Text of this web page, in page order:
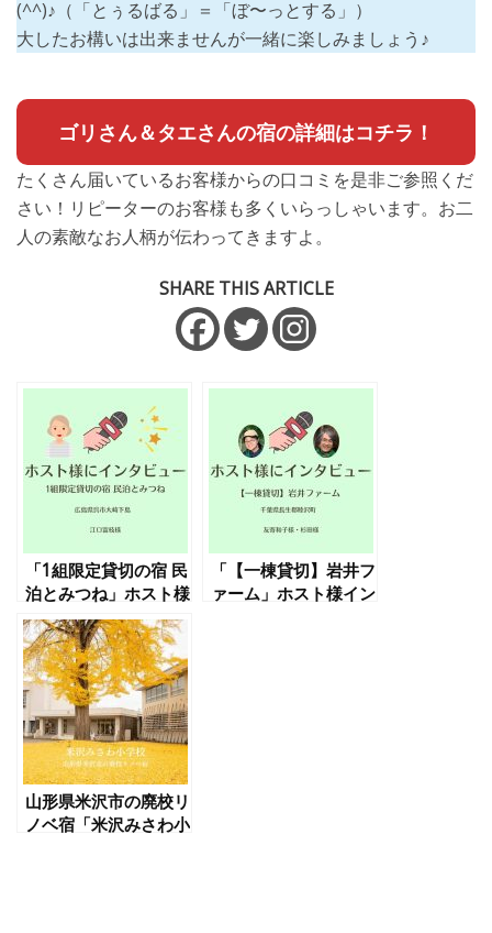
(^^)♪（「とぅるばる」＝「ぼ〜っとする」）
大したお構いは出来ませんが一緒に楽しみましょう♪
ゴリさん＆タエさんの宿の詳細はコチラ！
たくさん届いているお客様からの口コミを是非ご参照くだ
さい！リピーターのお客様も多くいらっしゃいます。お二
人の素敵なお人柄が伝わってきますよ。
SHARE THIS ARTICLE
「1組限定貸切の宿 民
泊とみつね」ホスト様
インタビュー
「【一棟貸切】岩井フ
ァーム」ホスト様イン
山形県米沢市の廃校リ
ノベ宿「米沢みさわ小